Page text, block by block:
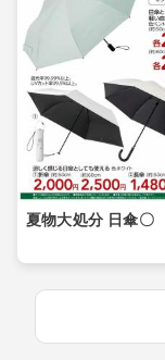
夏物大処分 日傘〇